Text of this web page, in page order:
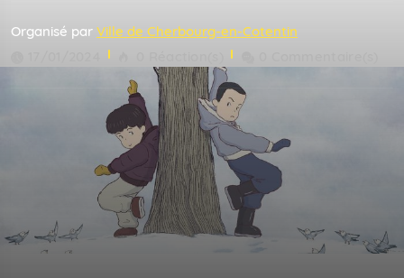
Organisé par Ville de Cherbourg-en-Cotentin